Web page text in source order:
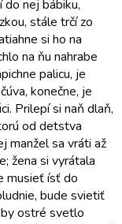
do nej bábiku,
stále trčí zo
si ho na
na ňu nahrabe
palicu, je
konečne, je
Prilepí si naň dlaň,
od detstva
manžel sa vráti až
žena si vyrátala
musieť ísť do
bude svietiť
ostré svetlo